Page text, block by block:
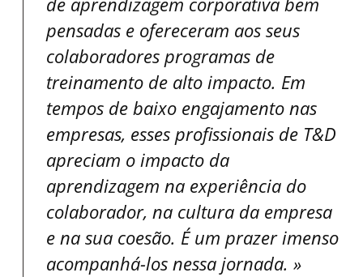
pensadas e ofereceram aos seus
colaboradores programas de
treinamento de alto impacto. Em
tempos de baixo engajamento nas
empresas, esses profissionais de T&D
apreciam o impacto da
aprendizagem na experiência do
colaborador, na cultura da empresa
e na sua coesão. É um prazer imenso
acompanhá-los nessa jornada.